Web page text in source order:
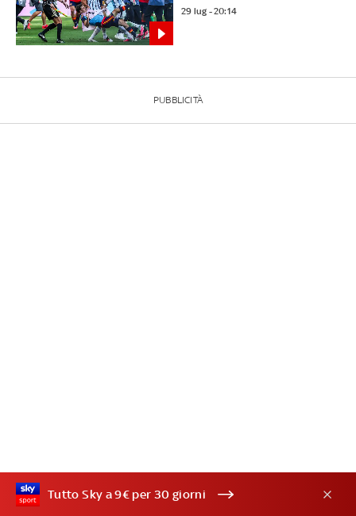
29 lug - 20:14
PUBBLICITÀ
Tutto Sky a 9€ per 30 giorni